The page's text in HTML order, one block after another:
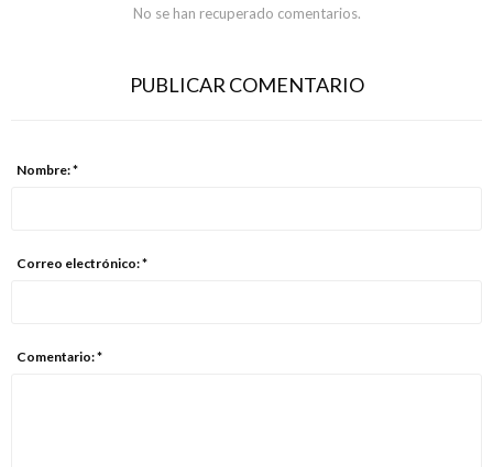
No se han recuperado comentarios.
PUBLICAR COMENTARIO
Nombre: *
Correo electrónico: *
Comentario: *